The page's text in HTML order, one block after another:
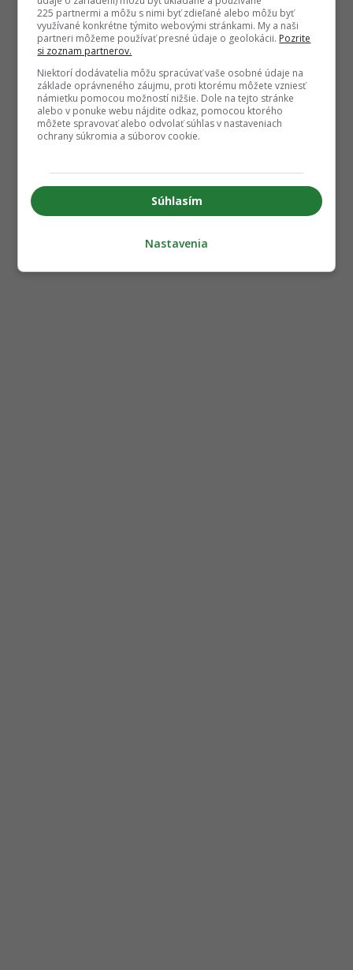
225 partnermi a môžu s nimi byť zdieľané alebo môžu byť
využívané konkrétne týmito webovými stránkami. My a naši
partneri môžeme používať presné údaje o geolokácii. Pozrite
si zoznam partnerov.
Niektorí dodávatelia môžu spracúvať vaše osobné údaje na
základe oprávneného záujmu, proti ktorému môžete vzniesť
námietku pomocou možností nižšie. Dole na tejto stránke
alebo v ponuke webu nájdite odkaz, pomocou ktorého
môžete spravovať alebo odvolať súhlas v nastaveniach
ochrany súkromia a súborov cookie.
Súhlasím
Nastavenia